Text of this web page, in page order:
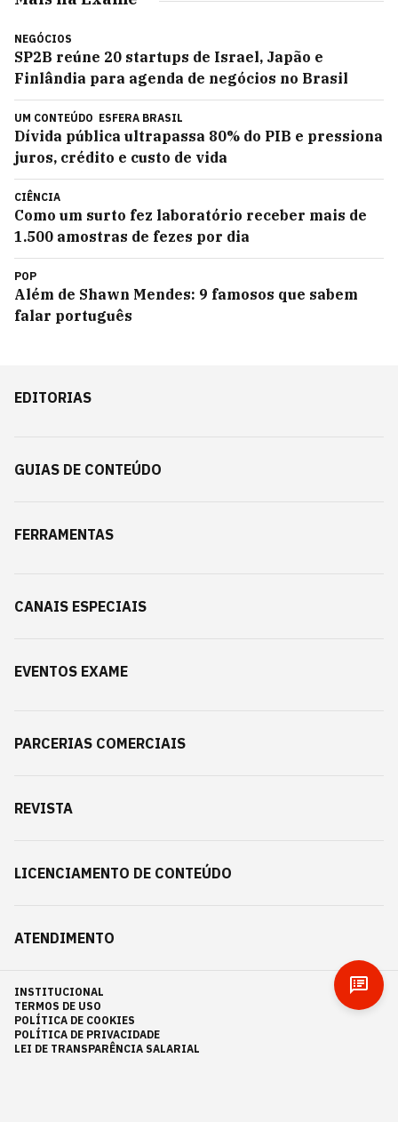
NEGÓCIOS
SP2B reúne 20 startups de Israel, Japão e
Finlândia para agenda de negócios no Brasil
UM CONTEÚDO ESFERA BRASIL
Dívida pública ultrapassa 80% do PIB e pressiona
juros, crédito e custo de vida
CIÊNCIA
Como um surto fez laboratório receber mais de
1.500 amostras de fezes por dia
POP
Além de Shawn Mendes: 9 famosos que sabem
falar português
EDITORIAS
GUIAS DE CONTEÚDO
FERRAMENTAS
CANAIS ESPECIAIS
EVENTOS EXAME
PARCERIAS COMERCIAIS
REVISTA
LICENCIAMENTO DE CONTEÚDO
ATENDIMENTO
INSTITUCIONAL
TERMOS DE USO
POLÍTICA DE COOKIES
POLÍTICA DE PRIVACIDADE
LEI DE TRANSPARÊNCIA SALARIAL